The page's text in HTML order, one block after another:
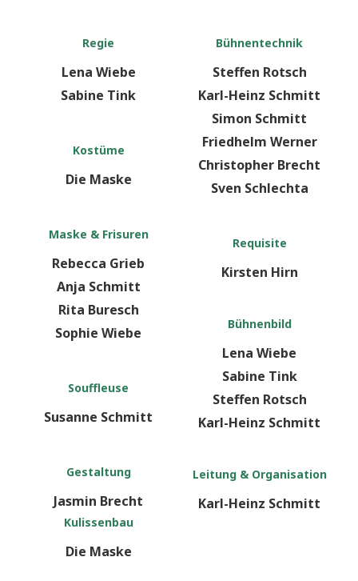
Regie
Lena Wiebe
Sabine Tink
Kostüme
Die Maske
Maske & Frisuren
Rebecca Grieb
Anja Schmitt
Rita Buresch
Sophie Wiebe
Souffleuse
Susanne Schmitt
Gestaltung
Jasmin Brecht
Kulissenbau
Die Maske
Bühnentechnik
Steffen Rotsch
Karl-Heinz Schmitt
Simon Schmitt
Friedhelm Werner
Christopher Brecht
Sven Schlechta
Requisite
Kirsten Hirn
Bühnenbild
Lena Wiebe
Sabine Tink
Steffen Rotsch
Karl-Heinz Schmitt
Leitung & Organisation
Karl-Heinz Schmitt